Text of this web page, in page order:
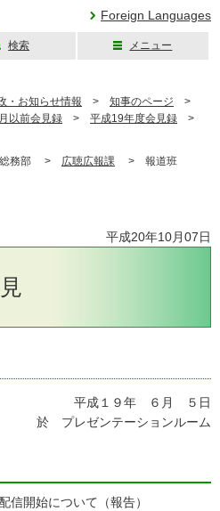
Foreign Languages
検索 メニュー
・お知らせ情報 > 知事のページ >
以前会見録 > 平成19年度会見録 >
務部 > 広聴広報課 > 報道班
平成20年10月07日
平成１９年 ６月 ５日
レゼンテーションルーム
信開始について（報告）